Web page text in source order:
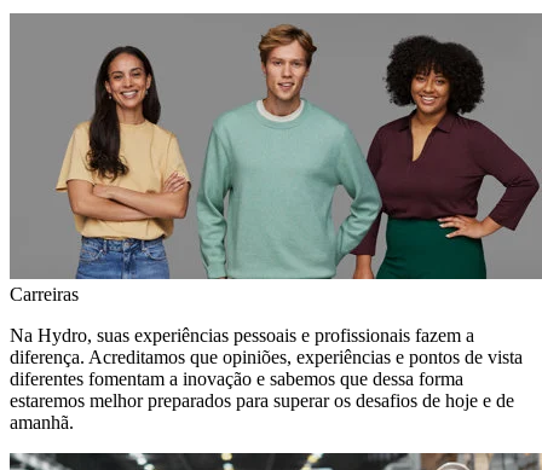
Carreiras
Na Hydro, suas experiências pessoais e profissionais fazem a
diferença. Acreditamos que opiniões, experiências e pontos de vista
diferentes fomentam a inovação e sabemos que dessa forma
estaremos melhor preparados para superar os desafios de hoje e de
amanhã.